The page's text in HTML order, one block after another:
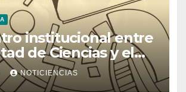
institucional entre
de Ciencias y el
de Ciencia y
NOTICIENCIAS